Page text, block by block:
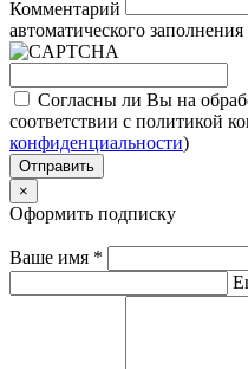
Комментарий
автоматического заполнения
Согласны ли Вы на
соответствии с политикой
конфиденциальности)
Отправить
×
Оформить подписку
Ваше имя *